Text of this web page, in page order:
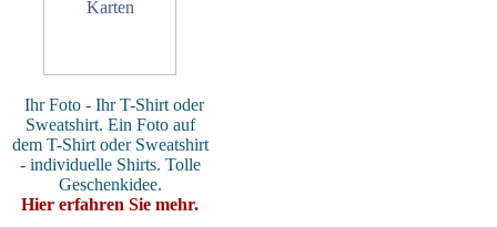
Ihr Foto - Ihr T-Shirt oder
Sweatshirt. Ein Foto auf
dem T-Shirt oder Sweatshirt
- individuelle Shirts. Tolle
Geschenkidee.
Hier erfahren Sie mehr.